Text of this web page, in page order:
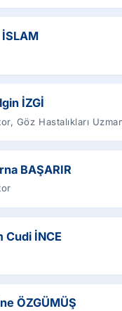
İZGİ
Göz Hastalıkları
BAŞARIR
Cudi İNCE
ÖZGÜMÜŞ